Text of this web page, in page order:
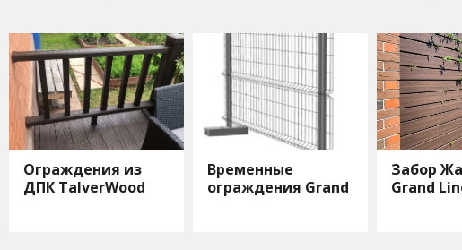
Ограждения из
ДПК TalverWood
Временные
ограждения Grand
Забор
Grand